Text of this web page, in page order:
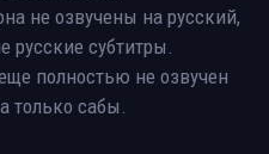
не озвучены на русский,
русские субтитры.
полностью не озвучен
только сабы.